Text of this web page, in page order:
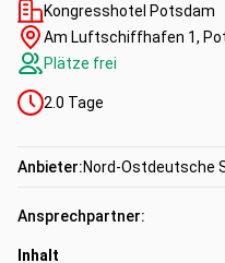
Kongresshotel Potsdam
Am Luftschiffhafen 1,
Plätze frei
2.0 Tage
Anbieter:Nord-Ostdeutsche
Ansprechpartner:
Inhalt